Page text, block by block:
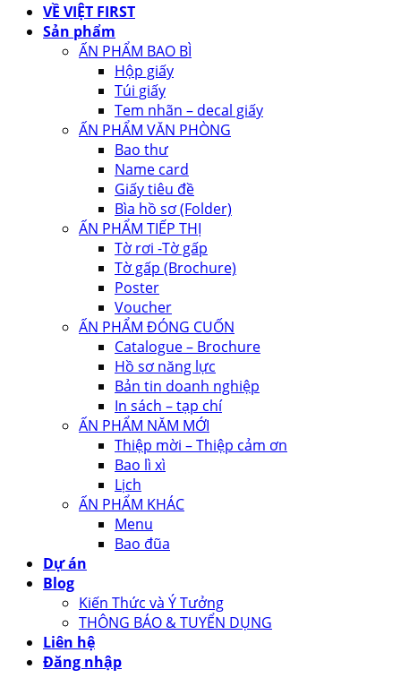
VỀ VIỆT FIRST
Sản phẩm
ẤN PHẨM BAO BÌ
Hộp giấy
Túi giấy
Tem nhãn – decal giấy
ẤN PHẨM VĂN PHÒNG
Bao thư
Name card
Giấy tiêu đề
Bìa hồ sơ (Folder)
ẤN PHẨM TIẾP THỊ
Tờ rơi -Tờ gấp
Tờ gấp (Brochure)
Poster
Voucher
ẤN PHẨM ĐÓNG CUỐN
Catalogue – Brochure
Hồ sơ năng lực
Bản tin doanh nghiệp
In sách – tạp chí
ẤN PHẨM NĂM MỚI
Thiệp mời – Thiệp cảm ơn
Bao lì xì
Lịch
ẤN PHẨM KHÁC
Menu
Bao đũa
Dự án
Blog
Kiến Thức và Ý Tưởng
THÔNG BÁO & TUYỂN DỤNG
Liên hệ
Đăng nhập